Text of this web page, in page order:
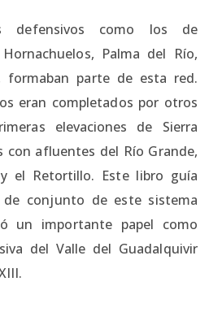
defensivos como los de
Palma del Río,
formaban parte de esta red.
eran completados por otros
elevaciones de Sierra
con afluentes del Río Grande,
el Retortillo. Este libro guía
conjunto de este sistema
un importante papel como
del Valle del Guadalquivir